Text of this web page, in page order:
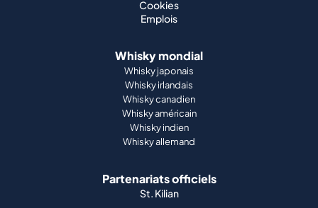
Cookies
Emplois
Whisky mondial
Whisky japonais
Whisky irlandais
Whisky canadien
Whisky américain
Whisky indien
Whisky allemand
Partenariats officiels
St. Kilian